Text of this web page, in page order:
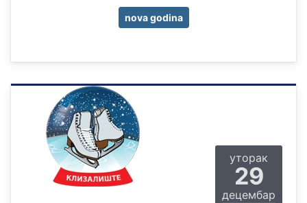
nova godina
уторак
29
децембар